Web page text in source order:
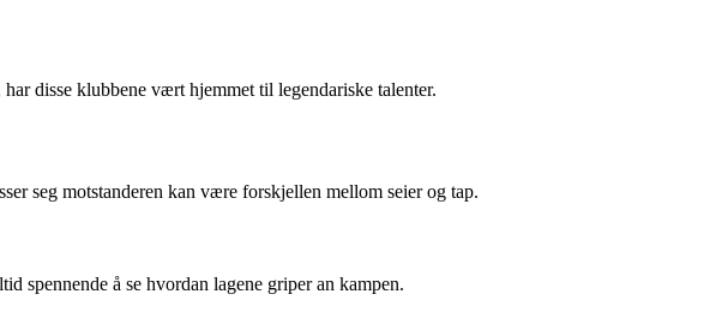
disse klubbene vært hjemmet til legendariske talenter.
seg motstanderen kan være forskjellen mellom seier og tap.
spennende å se hvordan lagene griper an kampen.